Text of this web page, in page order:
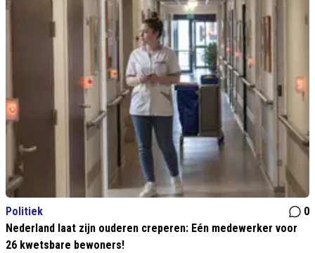
Politiek
0
Nederland laat zijn ouderen creperen: Eén medewerker voor
26 kwetsbare bewoners!